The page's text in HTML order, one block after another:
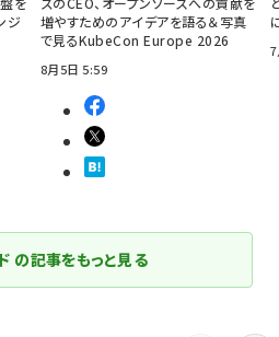
ジ
増やすためのアイデアを語る＆写真
で見るKubeCon Europe 2026
8月5日 5:59
の記事をもっと見る